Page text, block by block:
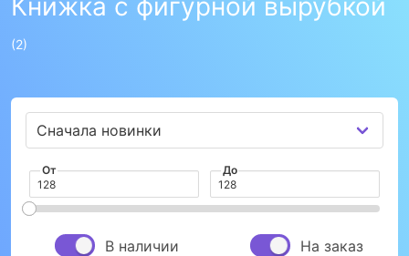
Книжка с фигурной вырубкой
(2)
От До
В наличии На заказ